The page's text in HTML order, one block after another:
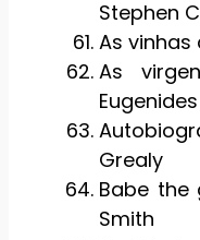
Stephen
As vinhas
As
Eugenides
Grealy
Babe the
Smith